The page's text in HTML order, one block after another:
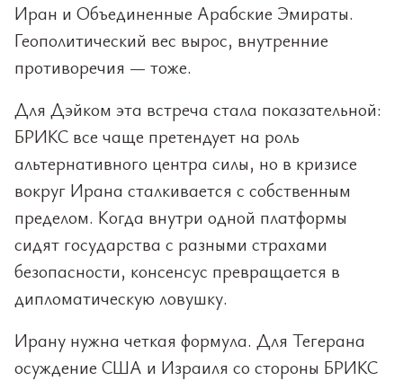
Иран и Объединенные Арабские Эмираты.
Геополитический вес вырос, внутренние
противоречия — тоже.
Для Дэйком эта встреча стала показательной:
БРИКС все чаще претендует на роль
альтернативного центра силы, но в кризисе
вокруг Ирана сталкивается с собственным
пределом. Когда внутри одной платформы
сидят государства с разными страхами
безопасности, консенсус превращается в
дипломатическую ловушку.
Ирану нужна четкая формула. Для Тегерана
осуждение США и Израиля со стороны БРИКС